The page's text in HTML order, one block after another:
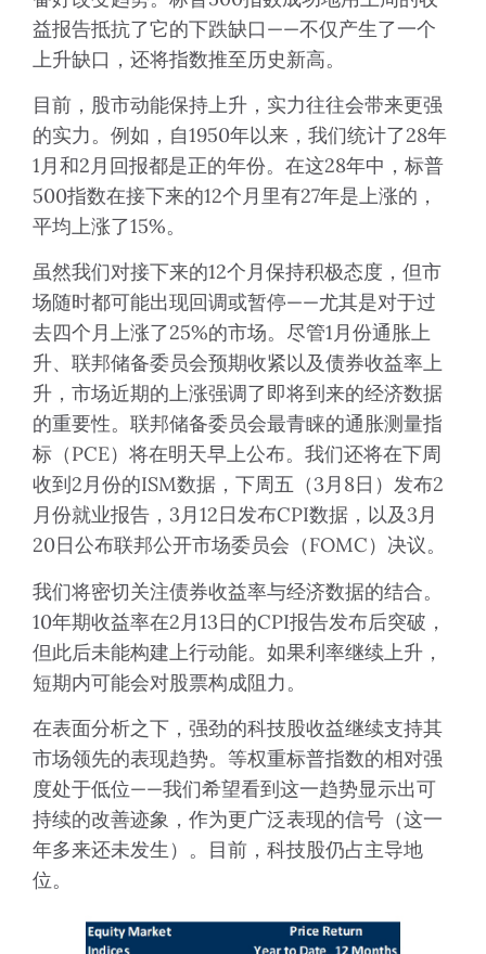
益报告抵抗了它的下跌缺口——不仅产生了一个
上升缺口，还将指数推至历史新高。
目前，股市动能保持上升，实力往往会带来更强
的实力。例如，自1950年以来，我们统计了28年
1月和2月回报都是正的年份。在这28年中，标普
500指数在接下来的12个月里有27年是上涨的，
平均上涨了15%。
虽然我们对接下来的12个月保持积极态度，但市
场随时都可能出现回调或暂停——尤其是对于过
去四个月上涨了25%的市场。尽管1月份通胀上
升、联邦储备委员会预期收紧以及债券收益率上
升，市场近期的上涨强调了即将到来的经济数据
的重要性。联邦储备委员会最青睐的通胀测量指
标（PCE）将在明天早上公布。我们还将在下周
收到2月份的ISM数据，下周五（3月8日）发布2
月份就业报告，3月12日发布CPI数据，以及3月
20日公布联邦公开市场委员会（FOMC）决议。
我们将密切关注债券收益率与经济数据的结合。
10年期收益率在2月13日的CPI报告发布后突破，
但此后未能构建上行动能。如果利率继续上升，
短期内可能会对股票构成阻力。
在表面分析之下，强劲的科技股收益继续支持其
市场领先的表现趋势。等权重标普指数的相对强
度处于低位——我们希望看到这一趋势显示出可
持续的改善迹象，作为更广泛表现的信号（这一
年多来还未发生）。目前，科技股仍占主导地
位。